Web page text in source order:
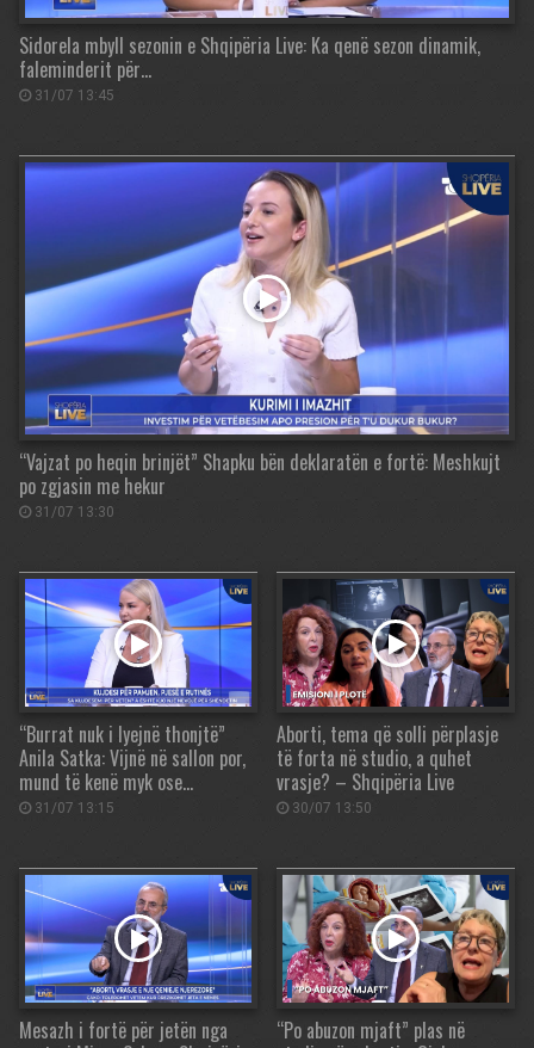
Sidorela mbyll sezonin e Shqipëria Live: Ka qenë sezon dinamik,
faleminderit për…
31/07 13:45
“Vajzat po heqin brinjët” Shapku bën deklaratën e fortë: Meshkujt
po zgjasin me hekur
31/07 13:30
“Burrat nuk i lyejnë thonjtë”
Anila Satka: Vijnë në sallon por,
mund të kenë myk ose…
31/07 13:15
Aborti, tema që solli përplasje
të forta në studio, a quhet
vrasje? – Shqipëria Live
30/07 13:50
Mesazh i fortë për jetën nga
“Po abuzon mjaft” plas në